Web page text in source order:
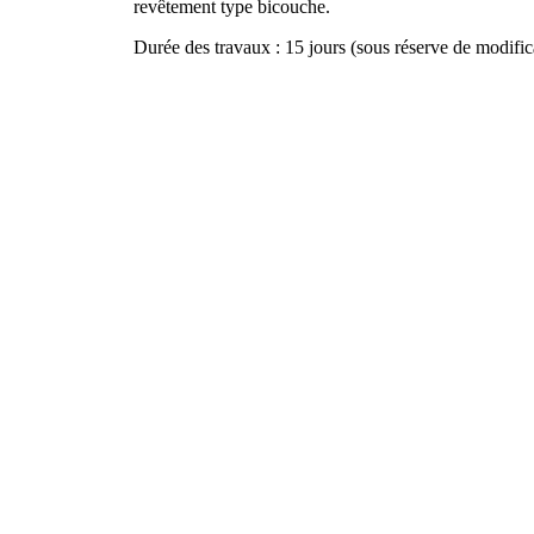
revêtement type bicouche.
Durée des travaux : 15 jours (sous réserve de